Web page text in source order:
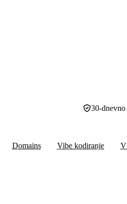
30-
Domains Vibe kodiranje